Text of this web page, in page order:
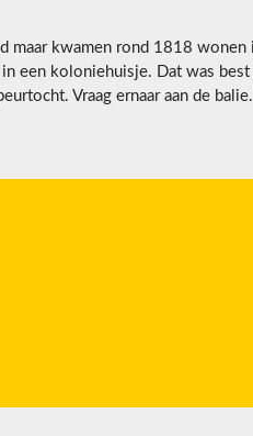
maar kwamen rond 1818 wonen
in een koloniehuisje. Dat was
Vraag ernaar aan de